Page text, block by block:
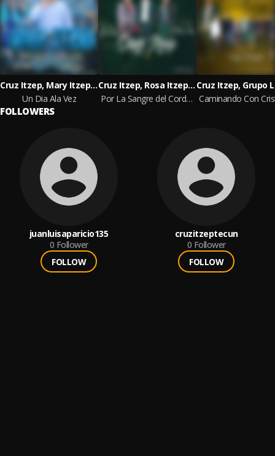
Cruz Itzep, Mary Itzep, Rosa Itzep
Un Dia Ala Vez
Cruz Itzep, Rosa Itzep, Mary Itzep
Por La Sangre del Cordero Isaiasn 53/5
FOLLOWERS
juanluisaparicio135
0 Follower
FOLLOW
cruzitzeptecun
0 Follower
FOLLOW